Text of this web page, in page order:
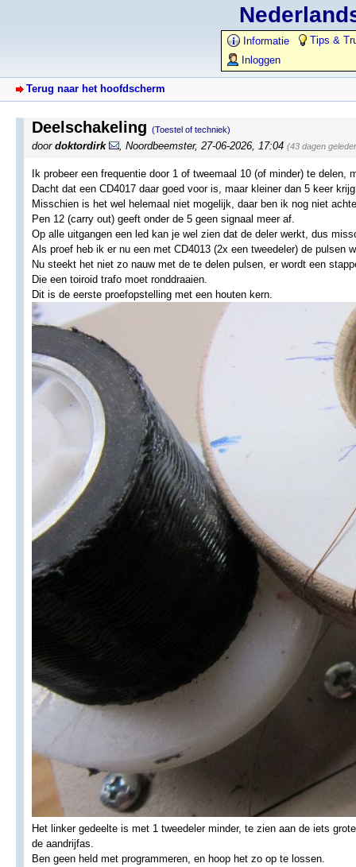
Informatie
Tips &
Inloggen
Terug naar het hoofdscherm
Deelschakeling (Toestel of techniek)
door doktordirk Noordbeemster, 27-06-2026, 17:04 (43 dagen
Ik probeer een frequentie door 1 of tweemaal 10 (of minder) te
Dacht dat een CD4017 daar goed voor is, maar kleiner dan 5 keer
Misschien is het wel helemaal niet mogelijk, daar ben ik nog niet
Pen 12 (carry out) geeft onder de 5 geen signaal meer af.
Op alle uitgangen een led kan je wel zien dat de deler werkt, dus
Als proef heb ik er nu een met CD4013 (2x een tweedeler) de pulsen
Nu steekt het niet zo nauw met de te delen pulsen, er wordt een
Die een toiroid trafo moet ronddraaien.
Dit is de eerste proefopstelling met een houten kern.
Het linker gedeelte is met 1 tweedeler minder, te zien aan de iets
de aandrijfas.
Ben geen held met programmeren, en hoop het zo op te lossen.